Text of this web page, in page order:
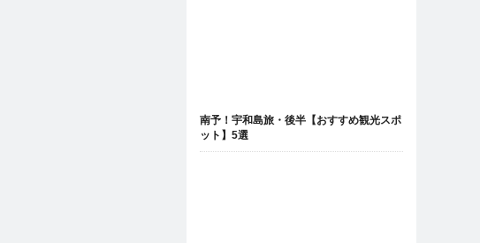
南予！宇和島旅・後半【おすすめ観光スポ
ット】5選